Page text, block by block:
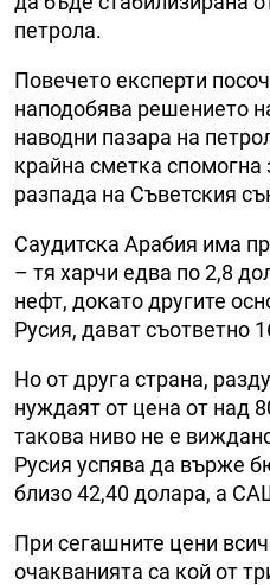
петрола.
Повечето експерти
наподобява решението
наводни пазара на
крайна сметка спомогна
разпада на Съветския
Саудитска Арабия има
– тя харчи едва по 2,8
нефт, докато другите
Русия, дават съответно
Но от друга страна,
нуждаят от цена от над
такова ниво не е
Русия успява да върже
близо 42,40 долара, а
При сегашните цени
очакванията са кой от